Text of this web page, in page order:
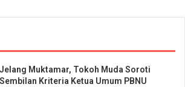
Jelang Muktamar, Tokoh Muda Soroti
Sembilan Kriteria Ketua Umum PBNU